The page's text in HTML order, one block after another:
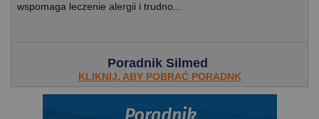
wspomaga leczenie alergii i trudno...
Poradnik Silmed
KLIKNIJ, ABY POBRAĆ PORADNK